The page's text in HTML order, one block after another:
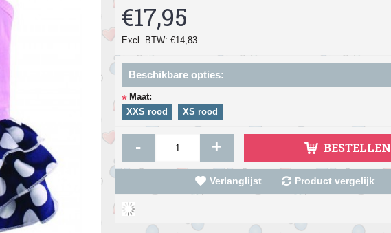
€17,95
Excl. BTW: €14,83
Beschikbare opties:
* Maat:
XXS rood
XS rood
- + BESTELLEN
Verlanglijst Product vergelijk